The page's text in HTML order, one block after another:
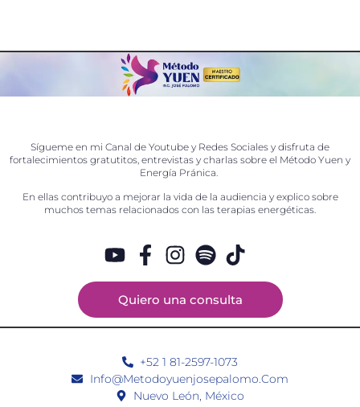
Sígueme en mi Canal de Youtube y Redes Sociales y disfruta de
fortalecimientos gratutitos, entrevistas y charlas sobre el Método Yuen y
Energía Pránica.
En ellas contribuyo a mejorar la vida de la audiencia y explico sobre
muchos temas relacionados con las terapias energéticas.
Quiero una consulta
+‭52 1 81-2597-1073‬
Info@metodoyuenjosepalomo.com
Nuevo León, México